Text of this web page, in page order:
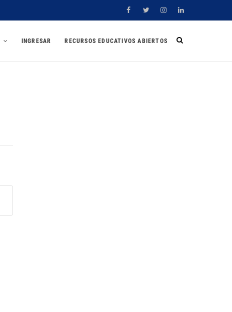
FacebookTwitterInstagramLinkedin
INGRESAR RECURSOS EDUCATIVOS ABIERTOS